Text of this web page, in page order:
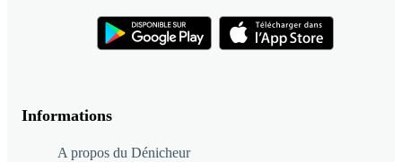
Informations
A propos du Dénicheur